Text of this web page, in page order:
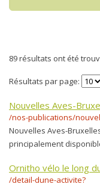
89 résultats ont été
Résultats par page:
Nouvelles Aves-
/nos-publications/
Nouvelles Aves-
principalement
Ornitho vélo le long
/detail-dune-activite?